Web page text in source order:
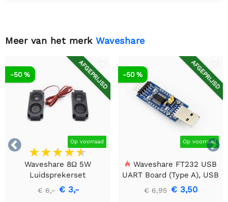
Meer van het merk Waveshare


AFGEPRIJSD
Op voorraad
-50 %
Waveshare 8Ω 5W
Luidsprekerset
€ 6,- € 3,-
AFGEPRIJSD
Op voorraad
-50 %
Waveshare FT232 USB
UART Board (Type A), USB
naar TTL (UART)
Communicatiemodule
€ 6,95 € 3,50